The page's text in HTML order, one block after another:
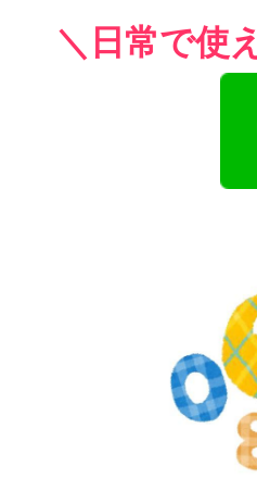
＼日常で使